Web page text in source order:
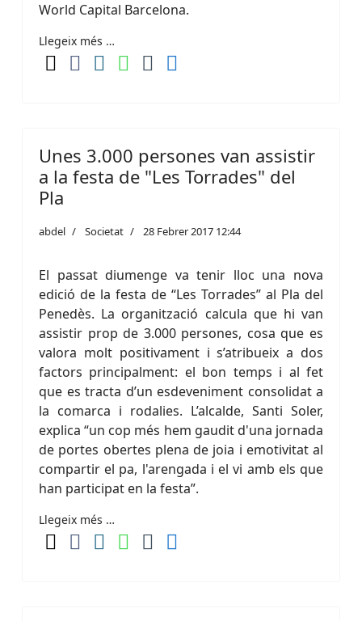
World Capital Barcelona.
Llegeix més …
Unes 3.000 persones van assistir
a la festa de "Les Torrades" del
Pla
abdel Societat 28 Febrer 2017 12:44
El passat diumenge va tenir lloc una nova
edició de la festa de “Les Torrades” al Pla del
Penedès. La organització calcula que hi van
assistir prop de 3.000 persones, cosa que es
valora molt positivament i s’atribueix a dos
factors principalment: el bon temps i al fet
que es tracta d’un esdeveniment consolidat a
la comarca i rodalies. L’alcalde, Santi Soler,
explica “un cop més hem gaudit d'una jornada
de portes obertes plena de joia i emotivitat al
compartir el pa, l'arengada i el vi amb els que
han participat en la festa”.
Llegeix més …